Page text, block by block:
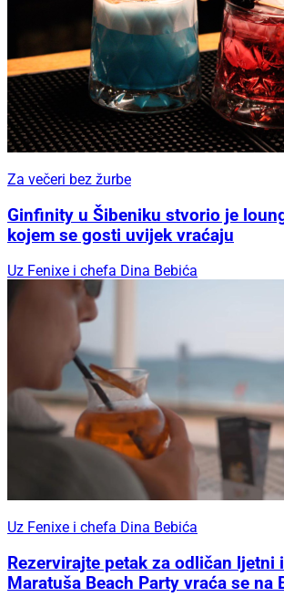
Za večeri bez žurbe
Ginfinity u Šibeniku stvorio je
kojem se gosti uvijek vraćaju
Uz Fenixe i chefa Dina Bebića
Uz Fenixe i chefa Dina Bebića
Rezervirajte petak za odličan ljetni
Maratuša Beach Party vraća se na